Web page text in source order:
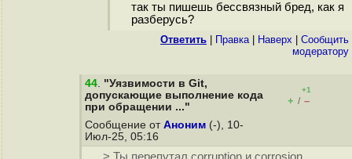
так ты пишешь бессвязный бред, как я
разберусь?
Ответить Правка| Наверх
Cообщить
модератору
44. "Уязвимости в Git,
допускающие выполнение кода
при обращении ..."
+1
+ / –
Сообщение от Аноним (-), 10-
Июл-25, 05:16